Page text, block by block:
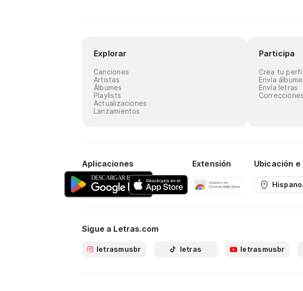
Explorar
Canciones
Artistas
Álbumes
Playlists
Actualizaciones
Lanzamientos
Participa
Crea tu
Envía
Envía letras
Aplicaciones Extensión Ubicación e
Sigue a Letras.com
letrasmusbr letras letrasmusbr